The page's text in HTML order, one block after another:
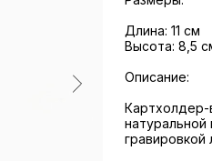
Длина: 11 см
Высота: 8,5
Описание:
Картхолдер-
гравировкой